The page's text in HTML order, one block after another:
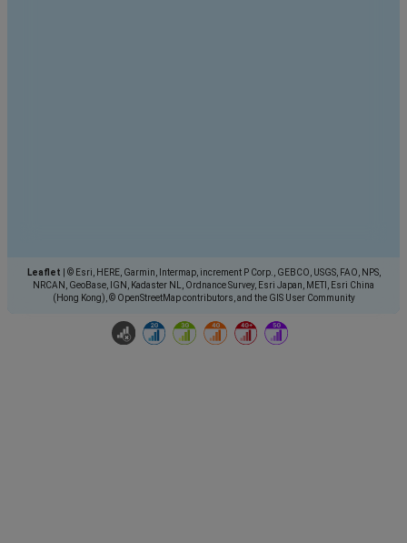
Leaflet
© Esri, HERE, Garmin, Intermap, increment P Corp., GEBCO, USGS, FAO, NPS,
NRCAN, GeoBase, IGN, Kadaster NL, Ordnance Survey, Esri Japan, METI, Esri China
(Hong Kong), © OpenStreetMap contributors, and the GIS User Community